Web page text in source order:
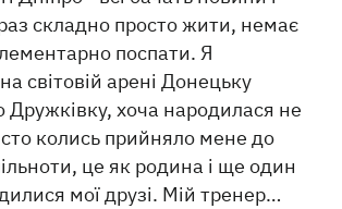
складно просто жити, немає
поспати. Я
світовій арені Донецьку
Дружківку, хоча народилася не
колись прийняло мене до
це як родина і ще один
мої друзі. Мій тренер…